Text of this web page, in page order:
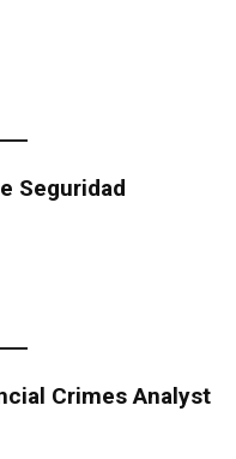
Seguridad
Crimes Analyst